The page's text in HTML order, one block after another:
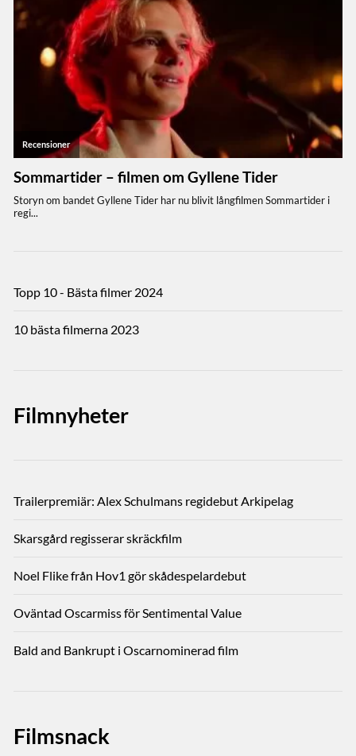
Topp 10 - Bästa filmer 2024
10 bästa filmerna 2023
Filmnyheter
Trailerpremiär: Alex Schulmans regidebut Arkipelag
Skarsgård regisserar skräckfilm
Noel Flike från Hov1 gör skådespelardebut
Oväntad Oscarmiss för Sentimental Value
Bald and Bankrupt i Oscarnominerad film
Filmsnack